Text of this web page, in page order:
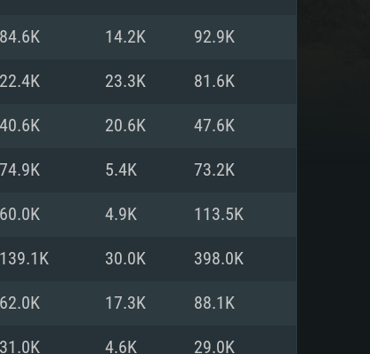
84.6K 14.2K 92.9K
22.4K 23.3K 81.6K
40.6K 20.6K 47.6K
74.9K 5.4K 73.2K
60.0K 4.9K 113.5K
139.1K 30.0K 398.0K
62.0K 17.3K 88.1K
31.0K 4.6K 29.0K